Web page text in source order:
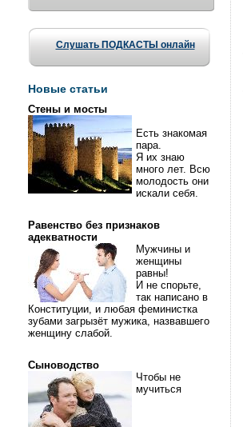
Слушать ПОДКАСТЫ онлайн
Новые статьи
Стены и мосты
Есть знакомая
пара.
Я их знаю
много лет. Всю
молодость они
искали себя.
Равенство без признаков
адекватности
Мужчины и
женщины
равны!
И не спорьте,
так написано в
Конституции, и любая феминистка
зубами загрызёт мужика, назвавшего
женщину слабой.
Сыноводство
Чтобы не
мучиться